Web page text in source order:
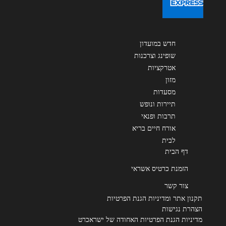
חדש במועדון
שופינג וצרכנות
אטרקציות
מזון
מסעדות
תיירות ונופש
תרבות ופנאי
אורח חיים בריא
לבית
דף הבית
הזמנת כרטיס אשראי
צור קשר
תקנון אתר ומדיניות הגנת הפרטיות
הצהרת נגישות
מדיניות הגנת הפרטיות האחודה של ישראכרט